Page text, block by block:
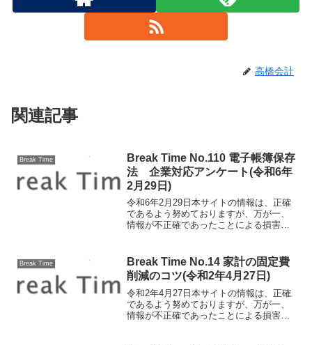
高橋会計
関連記事
Break Time
Break Time No.110 電子帳簿保存
法 企業対応アンケート(令和6年
2月29日)
令和6年2月29日本サイトの情報は、正確
であるよう努めておりますが、万が一、
情報が不正確であったことによる損害に
2024年1月から本格的に運用が始まった改
正電子帳簿保存法...
Break Time
Break Time No.14 家計の固定費
削減のコツ(令和2年4月27日)
令和2年4月27日本サイトの情報は、正確
であるよう努めておりますが、万が一、
情報が不正確であったことによる損害に